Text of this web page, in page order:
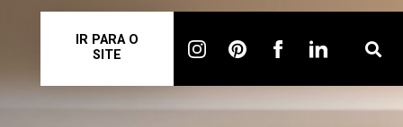
IR PARA O
SITE